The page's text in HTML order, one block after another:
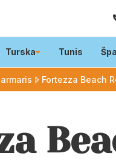
Turska Tunis
Fortezza Beach